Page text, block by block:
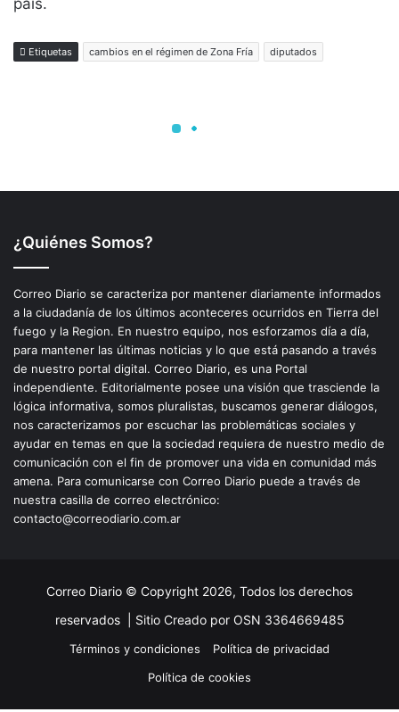
¿Quiénes Somos?
Correo Diario se caracteriza por mantener diariamente informados
a la ciudadanía de los últimos aconteceres ocurridos en Tierra del
fuego y la Region. En nuestro equipo, nos esforzamos día a día,
para mantener las últimas noticias y lo que está pasando a través
de nuestro portal digital. Correo Diario, es una Portal
independiente. Editorialmente posee una visión que trasciende la
lógica informativa, somos pluralistas, buscamos generar diálogos,
nos caracterizamos por escuchar las problemáticas sociales y
ayudar en temas en que la sociedad requiera de nuestro medio de
comunicación con el fin de promover una vida en comunidad más
amena. Para comunicarse con Correo Diario puede a través de
nuestra casilla de correo electrónico:
contacto@correodiario.com.ar
Correo Diario © Copyright 2026, Todos los derechos
reservados | Sitio Creado por OSN 3364669485
Términos y condiciones
Política de privacidad
Política de cookies